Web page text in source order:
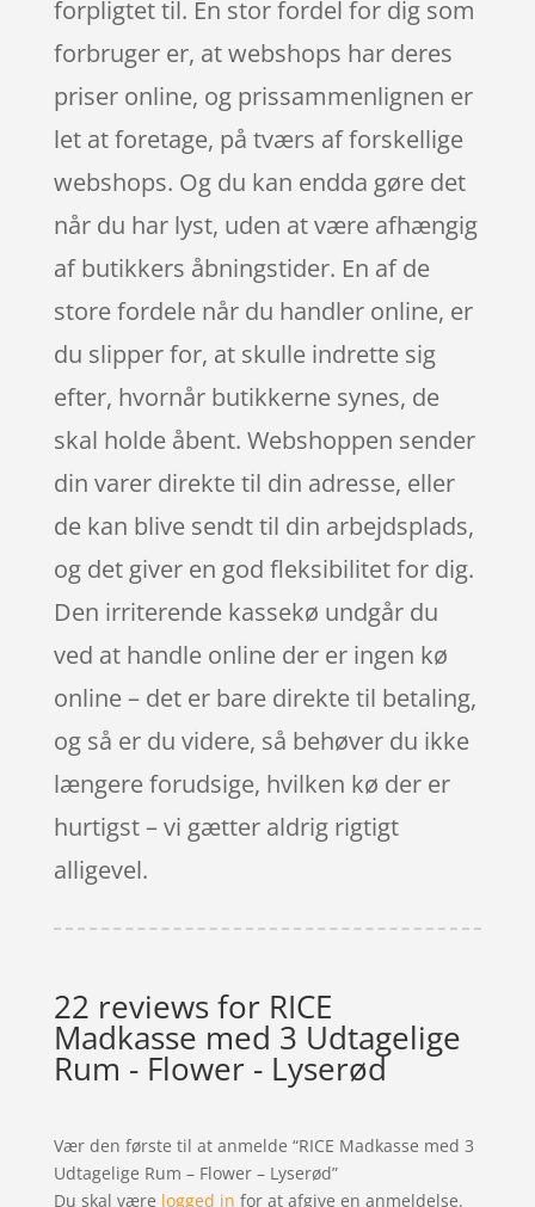
forpligtet til. En stor fordel for dig som
forbruger er, at webshops har deres
priser online, og prissammenlignen er
let at foretage, på tværs af forskellige
webshops. Og du kan endda gøre det
når du har lyst, uden at være afhængig
af butikkers åbningstider. En af de
store fordele når du handler online, er
du slipper for, at skulle indrette sig
efter, hvornår butikkerne synes, de
skal holde åbent. Webshoppen sender
din varer direkte til din adresse, eller
de kan blive sendt til din arbejdsplads,
og det giver en god fleksibilitet for dig.
Den irriterende kassekø undgår du
ved at handle online der er ingen kø
online – det er bare direkte til betaling,
og så er du videre, så behøver du ikke
længere forudsige, hvilken kø der er
hurtigst – vi gætter aldrig rigtigt
alligevel.
22 reviews for RICE
Madkasse med 3 Udtagelige
Rum - Flower - Lyserød
Vær den første til at anmelde “RICE Madkasse med 3
Udtagelige Rum – Flower – Lyserød”
Du skal være logged in for at afgive en anmeldelse.